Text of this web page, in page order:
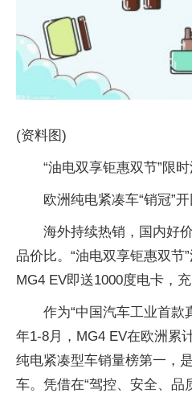
(资料图)
“油电双享钜惠双节”限
欧洲纯电紧凑车“销冠”
海外持续热销，国内好
品价比。“油电双享钜惠双节
MG4 EV即送1000度电卡，
作为“中国汽车工业首款
年1-8月，MG4 EV在欧洲累
纯电紧凑型车销量榜第一，
车。凭借在“驾控、安全、品